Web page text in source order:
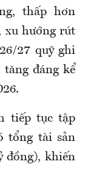
thấp hơn
xu hướng rút
27 quỹ ghi
đáng kể
tiếp tục tập
tổng tài sản
đồng), khiến